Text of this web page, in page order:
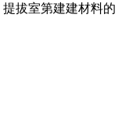
拔室第建建材料的